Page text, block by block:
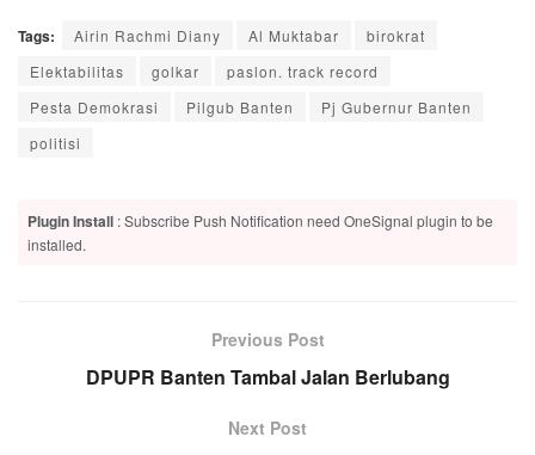
Tags: Airin Rachmi Diany Al Muktabar
birokrat
Elektabilitas
golkar
paslon. track record
Pesta Demokrasi
Pilgub Banten
Pj Gubernur Banten
politisi
Plugin Install : Subscribe Push Notification need OneSignal plugin to be
installed.
Previous Post
DPUPR Banten Tambal Jalan Berlubang
Next Post